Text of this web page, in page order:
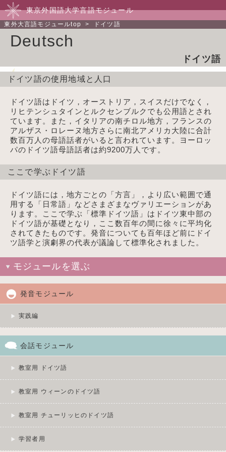
東京外国語大学言語モジュール
東外大言語モジュールtop > ドイツ語
モジュールを選ぶ
発音モジュール
実践編
会話モジュール
教室用 ドイツ語
教室用 ウィーンのドイツ語
教室用 チューリッヒのドイツ語
学習者用
Deutsch
ドイツ語
ドイツ語の使用地域と人口
ドイツ語はドイツ，オーストリア，スイスだけでなく，
リヒテンシュタインとルクセンブルクでも公用語とされ
ています。また，イタリアの南チロル地方，フランスの
アルザス・ロレーヌ地方さらに南北アメリカ大陸に合計
数百万人の母語話者がいると言われています。ヨーロッ
パのドイツ語母語話者は約9200万人です。
ここで学ぶドイツ語
ドイツ語には，地方ごとの「方言」，より広い範囲で通
用する「日常語」などさまざまなヴァリエーションがあ
ります。ここで学ぶ「標準ドイツ語」はドイツ東中部の
ドイツ語が基礎となり，ここ数百年の間に徐々に平均化
されてきたものです。発音についても百年ほど前にドイ
ツ語学と演劇界の代表が議論して標準化されました。